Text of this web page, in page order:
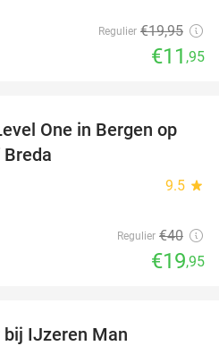
Regulier €19,95
€11 ,95
50%
One in Bergen op
9.5 star
Regulier €40
€19,95
IJzeren Man